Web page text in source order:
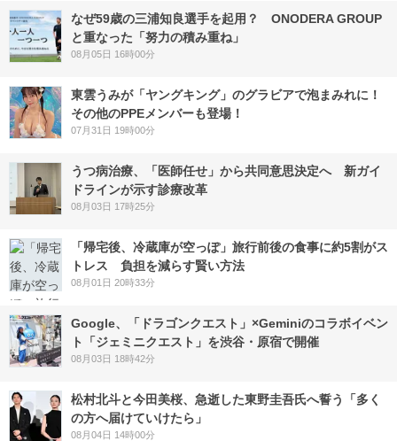
なぜ59歳の三浦知良選手を起用？ ONODERA GROUP
と重なった「努力の積み重ね」
08月05日 16時00分
東雲うみが「ヤングキング」のグラビアで泡まみれに！
その他のPPEメンバーも登場！
07月31日 19時00分
うつ病治療、「医師任せ」から共同意思決定へ 新ガイ
ドラインが示す診療改革
08月03日 17時25分
「帰宅後、冷蔵庫が空っぽ」旅行前後の食事に約5割がス
トレス 負担を減らす賢い方法
08月01日 20時33分
Google、「ドラゴンクエスト」×Geminiのコラボイベン
ト「ジェミニクエスト」を渋谷・原宿で開催
08月03日 18時42分
松村北斗と今田美桜、急逝した東野圭吾氏へ誓う「多く
の方へ届けていけたら」
08月04日 14時00分